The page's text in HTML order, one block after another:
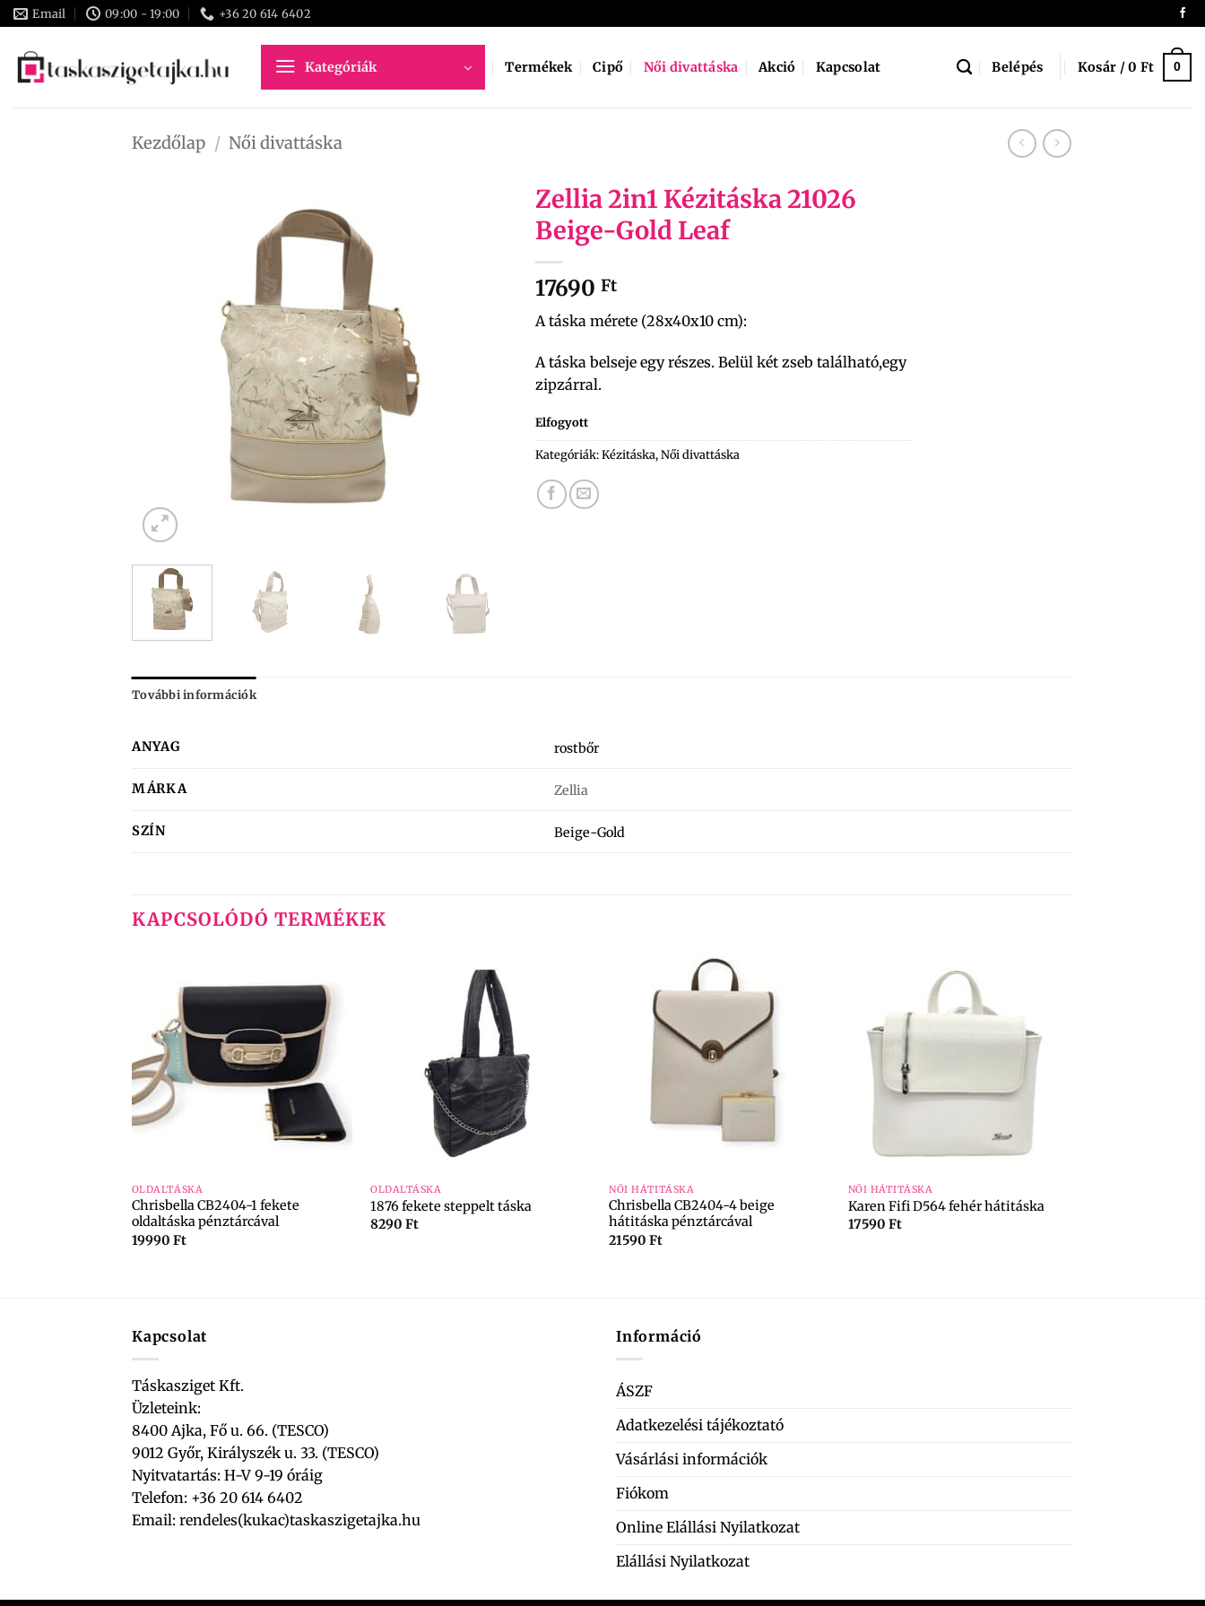
Skip
to
content
Email 09:00 - 19:00 +36 20 614 6402
Kategóriák Termékek Cipő Női divattáska Akció Kapcsolat Belépés Kosár /0 Ft 0
Kezdőlap / Női divattáska
Zellia 2in1 Kézitáska 21026
Beige-Gold Leaf
17690 Ft
A táska mérete (28x40x10 cm):
A táska belseje egy részes. Belül két zseb található,egy
zipzárral.
Elfogyott
Kategóriák:Kézitáska,Női divattáska
További információk
ANYAG rostbőr
MÁRKA Zellia
SZÍN Beige-Gold
KAPCSOLÓDÓ TERMÉKEK
OLDALTÁSKA
Chrisbella CB2404-1 fekete
oldaltáska pénztárcával
19990 Ft
OLDALTÁSKA
1876 fekete steppelt táska
8290Ft
NŐI HÁTITÁSKA
Chrisbella CB2404-4 beige
hátitáska pénztárcával
21590Ft
NŐI HÁTITÁSKA
Karen Fifi D564 fehér hátitáska
17590 Ft
Kapcsolat
Táskasziget Kft.
Üzleteink:
8400 Ajka, Fő u. 66. (TESCO)
9012 Győr, Királyszék u. 33. (TESCO)
Nyitvatartás: H-V 9-19 óráig
Telefon: +36 20 614 6402
Email: rendeles(kukac)taskaszigetajka.hu
Információ
ÁSZF
Adatkezelési tájékoztató
Vásárlási információk
Fiókom
Online Elállási Nyilatkozat
Elállási Nyilatkozat